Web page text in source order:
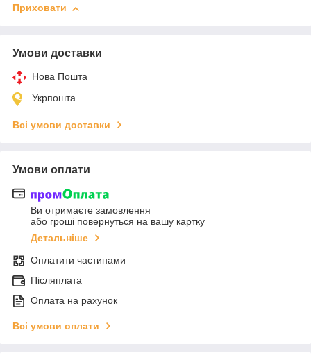
Приховати
Умови доставки
Нова Пошта
Укрпошта
Всі умови доставки
Умови оплати
Ви отримаєте замовлення
або гроші повернуться на вашу картку
Детальніше
Оплатити частинами
Післяплата
Оплата на рахунок
Всі умови оплати